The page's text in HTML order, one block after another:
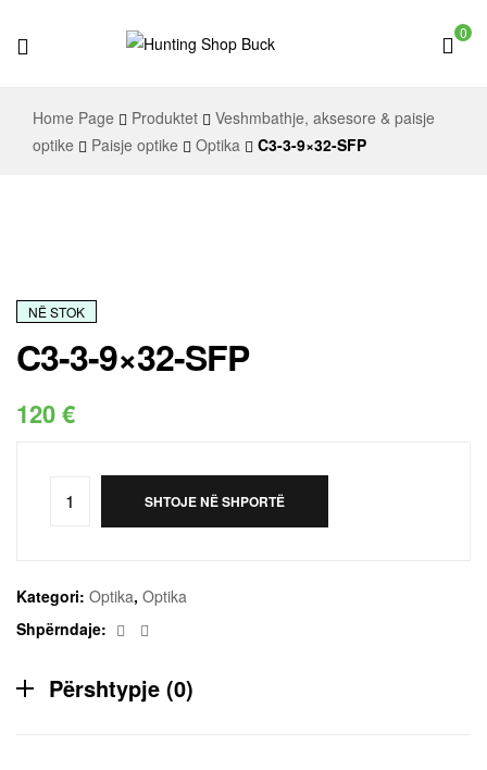
Shop
0
Home Page Produktet
Veshmbathje, aksesore & paisje
optike
Paisje optike Optika C3-3-9×32-SFP
NË STOK
C3-3-9×32-SFP
120€
SHTOJE NË SHPORTË
Kategori: Optika, Optika
Shpërndaje:
Facebook
Përshtypje (0)